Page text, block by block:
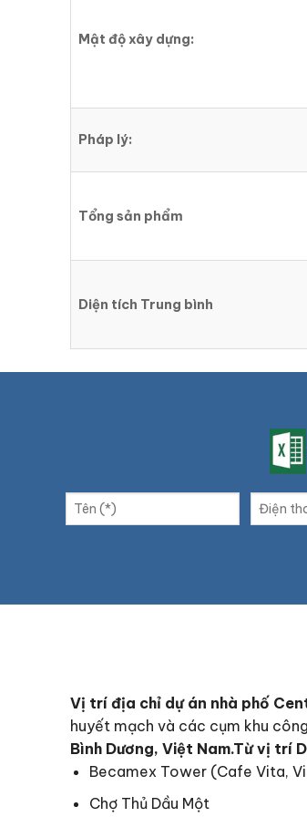
Mật độ xây dựng:
Pháp lý:
Tổng sản phẩm
Diện tích Trung bình
Vị trí địa chỉ dự án nhà phố
huyết mạch và các cụm khu
Bình Dương, Việt Nam.Từ vị trí
Becamex Tower (Cafe Vita,
Chợ Thủ Dầu Một